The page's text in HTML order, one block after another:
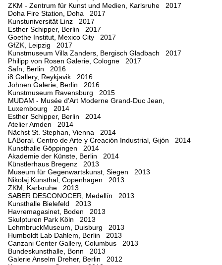
ZKM - Zentrum für Kunst und Medien, Karlsruhe 2017
Doha Fire Station, Doha 2017
Kunstuniversität Linz 2017
Esther Schipper, Berlin 2017
Goethe Institut, Mexico City 2017
GfZK, Leipzig 2017
Kunstmuseum Villa Zanders, Bergisch Gladbach 2017
Philipp von Rosen Galerie, Cologne 2017
Safn, Berlin 2016
i8 Gallery, Reykjavik 2016
Johnen Galerie, Berlin 2016
Kunstmuseum Ravensburg 2015
MUDAM - Musée d’Art Moderne Grand-Duc Jean,
Luxembourg 2014
Esther Schipper, Berlin 2014
Atelier Amden 2014
Nächst St. Stephan, Vienna 2014
LABoral. Centro de Arte y Creación Industrial, Gijón 2014
Kunsthalle Göppingen 2014
Akademie der Künste, Berlin 2014
Künstlerhaus Bregenz 2013
Museum für Gegenwartskunst, Siegen 2013
Nikolaj Kunsthal, Copenhagen 2013
ZKM, Karlsruhe 2013
SABER DESCONOCER, Medellín 2013
Kunsthalle Bielefeld 2013
Havremagasinet, Boden 2013
Skulpturen Park Köln 2013
LehmbruckMuseum, Duisburg 2013
Humboldt Lab Dahlem, Berlin 2013
Canzani Center Gallery, Columbus 2013
Bundeskunsthalle, Bonn 2013
Galerie Anselm Dreher, Berlin 2012